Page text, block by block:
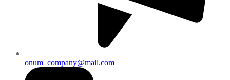
onum_company@mail.com